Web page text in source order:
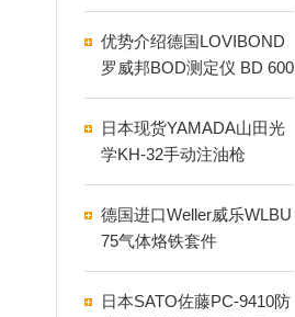
标准的检测方法
优势介绍德国LOVIBOND
罗威邦BOD测定仪 BD 600
日本现货YAMADA山田光
学KH-32手动注油枪
德国进口Weller威乐WLBU
75气体烙铁套件
日本SATO佐藤PC-9410防